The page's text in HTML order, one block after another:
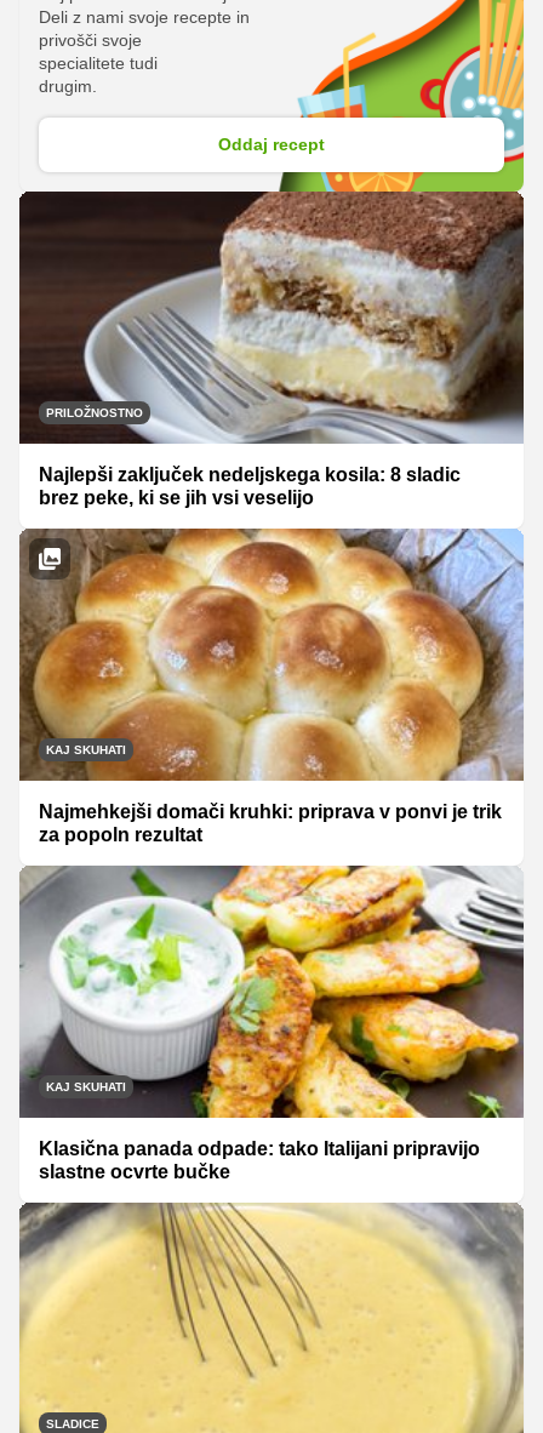
Deli z nami svoje recepte in
privošči svoje
specialitete tudi
drugim.
Oddaj recept
PRILOŽNOSTNO
Najlepši zaključek nedeljskega kosila: 8 sladic
brez peke, ki se jih vsi veselijo
KAJ SKUHATI
Najmehkejši domači kruhki: priprava v ponvi je trik
za popoln rezultat
KAJ SKUHATI
Klasična panada odpade: tako Italijani pripravijo
slastne ocvrte bučke
SLADICE